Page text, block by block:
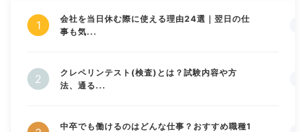
会社を当日休む際に使える理由24選｜翌日の仕
事も気...
クレペリンテスト(検査)とは？試験内容や方
法、通る...
中卒でも働けるのはどんな仕事？おすすめ職種1